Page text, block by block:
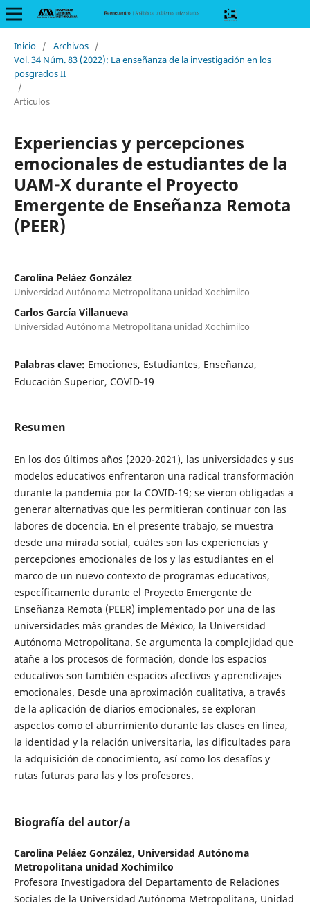
Inicio / Archivos /
Vol. 34 Núm. 83 (2022): La enseñanza de la investigación en los
posgrados II
/
Artículos
Experiencias y percepciones
emocionales de estudiantes de la
UAM-X durante el Proyecto
Emergente de Enseñanza Remota
(PEER)
Carolina Peláez González
Universidad Autónoma Metropolitana unidad Xochimilco
Carlos García Villanueva
Universidad Autónoma Metropolitana unidad Xochimilco
Palabras clave: Emociones, Estudiantes, Enseñanza,
Educación Superior, COVID-19
Resumen
En los dos últimos años (2020-2021), las universidades y sus
modelos educativos enfrentaron una radical transformación
durante la pandemia por la COVID-19; se vieron obligadas a
generar alternativas que les permitieran continuar con las
labores de docencia. En el presente trabajo, se muestra
desde una mirada social, cuáles son las experiencias y
percepciones emocionales de los y las estudiantes en el
marco de un nuevo contexto de programas educativos,
específicamente durante el Proyecto Emergente de
Enseñanza Remota (PEER) implementado por una de las
universidades más grandes de México, la Universidad
Autónoma Metropolitana. Se argumenta la complejidad que
atañe a los procesos de formación, donde los espacios
educativos son también espacios afectivos y aprendizajes
emocionales. Desde una aproximación cualitativa, a través
de la aplicación de diarios emocionales, se exploran
aspectos como el aburrimiento durante las clases en línea,
la identidad y la relación universitaria, las dificultades para
la adquisición de conocimiento, así como los desafíos y
rutas futuras para las y los profesores.
Biografía del autor/a
Carolina Peláez González, Universidad Autónoma
Metropolitana unidad Xochimilco
Profesora Investigadora del Departamento de Relaciones
Sociales de la Universidad Autónoma Metropolitana, Unidad